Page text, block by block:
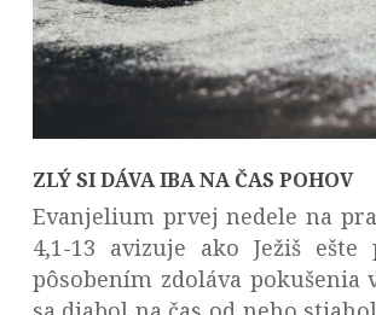
ZLÝ SI DÁVA IBA NA ČAS POHOV
Evanjelium prvej nedele na
4,1-13 avizuje ako Ježiš
pôsobením zdoláva pokušenia